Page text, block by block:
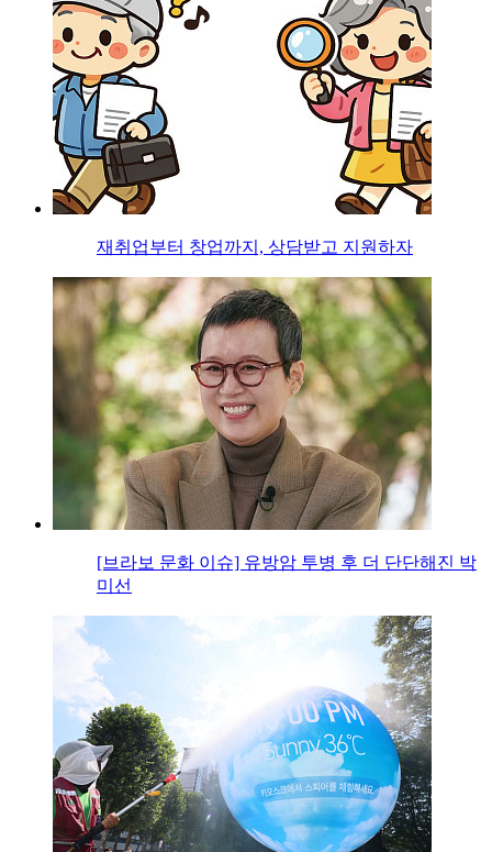
재취업부터 창업까지, 상담받고 지원하자
[브라보 문화 이슈] 유방암 투병 후 더 단단해진 박
미선